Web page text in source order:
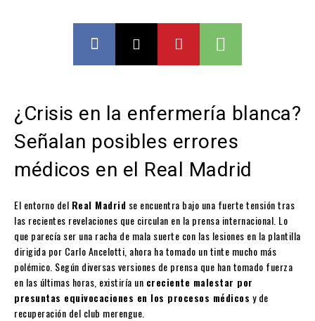
¿Crisis en la enfermería blanca?
Señalan posibles errores
médicos en el Real Madrid
El entorno del Real Madrid se encuentra bajo una fuerte tensión tras
las recientes revelaciones que circulan en la prensa internacional. Lo
que parecía ser una racha de mala suerte con las lesiones en la plantilla
dirigida por Carlo Ancelotti, ahora ha tomado un tinte mucho más
polémico. Según diversas versiones de prensa que han tomado fuerza
en las últimas horas, existiría un creciente malestar por
presuntas equivocaciones en los procesos médicos y de
recuperación del club merengue.